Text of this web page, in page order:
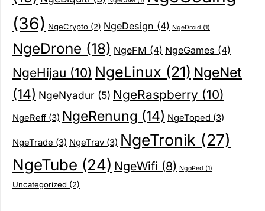
(36) NgeCrypto (2) NgeDesign (4) NgeDroid (1)
NgeDrone (18) NgeFM (4) NgeGames (4)
NgeHijau (10) NgeLinux (21) NgeNet
(14) NgeNyadur (5) NgeRaspberry (10)
NgeReff (3) NgeRenung (14) NgeToped (3)
NgeTrade (3) NgeTrav (3) NgeTronik (27)
NgeTube (24) NgeWifi (8) NgoPed (1)
Uncategorized (2)